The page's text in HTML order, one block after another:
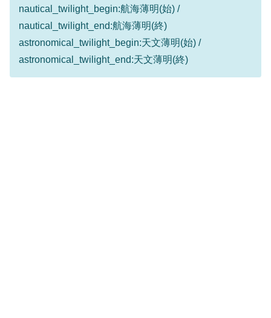
nautical_twilight_begin:航海薄明(始) /
nautical_twilight_end:航海薄明(終)
astronomical_twilight_begin:天文薄明(始) /
astronomical_twilight_end:天文薄明(終)